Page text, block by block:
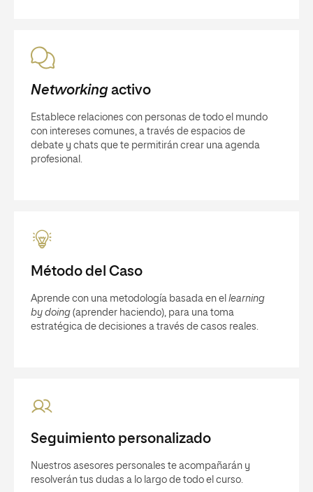
Networkingactivo
Establece relaciones con personas de todo el mundo
con intereses comunes, a través de espacios de
debate y chats que te permitirán crear una agenda
profesional.
Método del Caso
Aprende con una metodología basada en el learning
by doing (aprender haciendo), para una toma
estratégica de decisiones a través de casos reales.
Seguimiento personalizado
Nuestros asesores personales te acompañarán y
resolverán tus dudas a lo largo de todo el curso.